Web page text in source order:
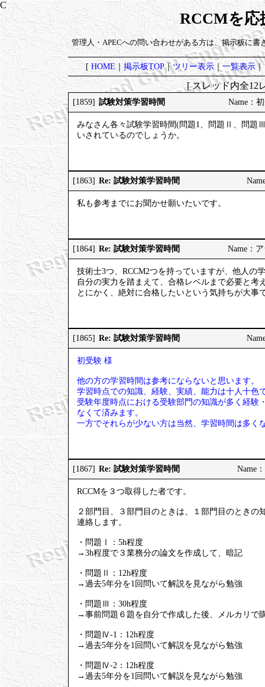
RCCMを応
管理人・APECへの問い合わせがある方は、掲示板に書
[HOME｜掲示板TOP｜ツリー表示｜一覧表示｜
[ スレッド内全
[1859] 試験対策学習時間 Name：
みなさん各々試験学習時間(問題1、問題Ⅱ、問
いされているのでしょうか。
[1863] Re: 試験対策学習時間
私も参考までにお聞かせ願いたいです。
[1864] Re: 試験対策学習時間 Name：
技術士3つ、RCCM2つを持っていますが、他人の
自分の実力を踏まえて、合格レベルまで必要と考
とにかく、絶対に合格したいという気持ちが大事
[1865] Re: 試験対策学習時間
初受験 様
他の方の学習時間は参考にならないと思います。
学習時点での知識、経験、実績、能力は十人十色
受験年度時点における受験部門の知識が多く経験
なくて済みます。
一方でそれらが少ない方は当然、学習時間は多く
[1867] Re: 試験対策学習時間 Name
RCCMを３つ取得した者です。
２部門目、３部門目のときは、１部門目のとき
連絡します。
・問題Ⅰ：5h程度
→3h程度で３業務分の論文を作成して、暗記
・問題Ⅱ：12h程度
→過去5年分を1回問いて解説を見ながら勉強
・問題Ⅲ：30h程度
→事前問題６題を自分で作成した後、メルカリで
・問題Ⅳ-1：12h程度
→過去5年分を1回問いて解説を見ながら勉強
・問題Ⅳ-2：12h程度
→過去5年分を1回問いて解説を見ながら勉強